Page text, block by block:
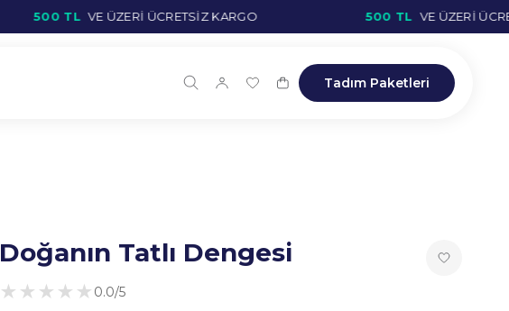
500 TL VE ÜZERİ ÜCRETSIZ KARGO 500 TL VE ÜZERİ
Tadım Paketleri
Doğanın Tatlı Dengesi
★ ★ ★ ★ ★ 0.0/5